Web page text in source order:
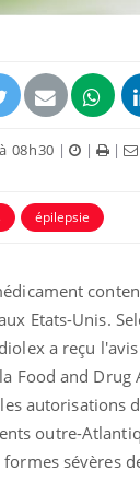
08h30 | | |
épilepsie
Etats-Unis.
a reçu
Food and Drug
autorisations
outre-
sévères